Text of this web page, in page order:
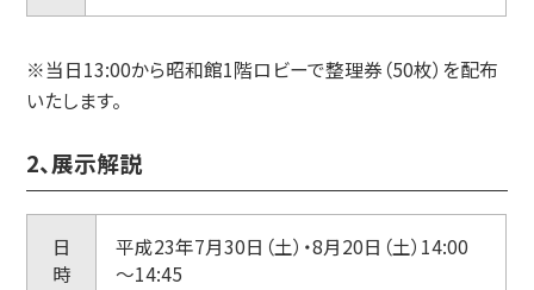
※当日13:00から昭和館1階ロビーで整理券（50枚）を配布
いたします。
2、展示解説
日
時
平成23年7月30日（土）・8月20日（土）14:00
～14:45